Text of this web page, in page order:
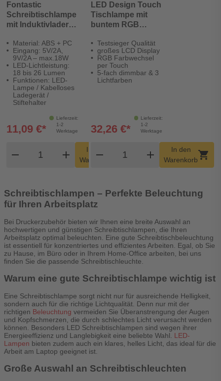
Fontastic
Schreibtischlampe
mit Induktivlader &
Material: ABS + PC
Eingang: 5V/2A,
9V/2A – max.18W
LED-Lichtleistung:
18 bis 26 Lumen
Funktionen: LED-
Lampe / Kabelloses
Ladegerät /
Stiftehalter
Lieferzeit:
1-2
Werktage
11,09 €*
remove
Produkt Warenkorb Menge
add
In den
Warenkorb
shopping_cart
LED Design Touch
Tischlampe mit
buntem RGB
Testsieger Qualität
großes LCD Display
RGB Farbwechsel
per Touch
5-fach dimmbar & 3
Lichtfarben
Lieferzeit:
1-2
Werktage
32,26 €*
remove
Produkt Warenkorb
add
In den
Warenkorbshopping_cart
Schreibtischlampen – Perfekte Beleuchtung
für Ihren Arbeitsplatz
Bei Druckerzubehör bieten wir Ihnen eine breite Auswahl an
hochwertigen und günstigen Schreibtischlampen, die Ihren
Arbeitsplatz optimal beleuchten. Eine gute Schreibtischbeleuchtung
ist essentiell für konzentriertes und effizientes Arbeiten. Egal, ob Sie
zu Hause, im Büro oder in Ihrem Home-Office arbeiten, bei uns
finden Sie die passende Schreibtischleuchte.
Warum eine gute Schreibtischlampe wichtig ist
Eine Schreibtischlampe sorgt nicht nur für ausreichende Helligkeit,
sondern auch für die richtige Lichtqualität. Denn nur mit der
richtigen Beleuchtung vermeiden Sie Überanstrengung der Augen
und Kopfschmerzen, die durch schlechtes Licht verursacht werden
können. Besonders LED Schreibtischlampen sind wegen ihrer
Energieeffizienz und Langlebigkeit eine beliebte Wahl. LED-
Lampen bieten zudem auch ein klares, helles Licht, das ideal für die
Arbeit am Laptop geeignet ist.
Große Auswahl an Schreibtischleuchten